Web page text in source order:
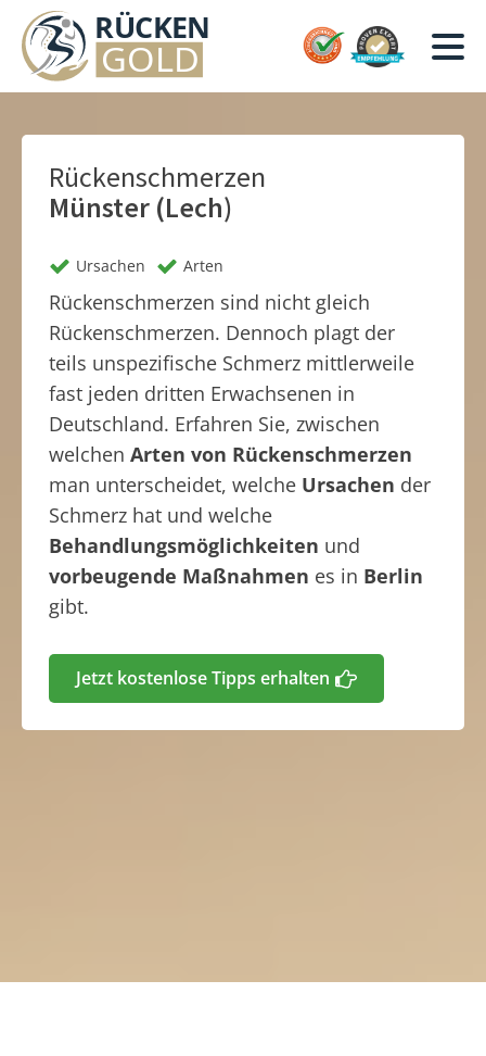
Rückenschmerzen
Münster (Lech)
Ursachen Arten
Rückenschmerzen sind nicht gleich
Rückenschmerzen. Dennoch plagt der
teils unspezifische Schmerz mittlerweile
fast jeden dritten Erwachsenen in
Deutschland. Erfahren Sie, zwischen
welchen Arten von Rückenschmerzen
man unterscheidet, welche Ursachen der
Schmerz hat und welche
Behandlungsmöglichkeiten und
vorbeugende Maßnahmen es in Berlin
gibt.
Jetzt kostenlose Tipps erhalten